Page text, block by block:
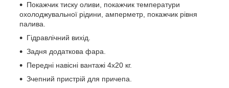
Покажчик тиску оливи, покажчик температури
охолоджувальної рідини, амперметр, покажчик рівня
палива.
Гідравлічний вихід.
Задня додаткова фара.
Передні навісні вантажі 4х20 кг.
Зчепний пристрій для причепа.